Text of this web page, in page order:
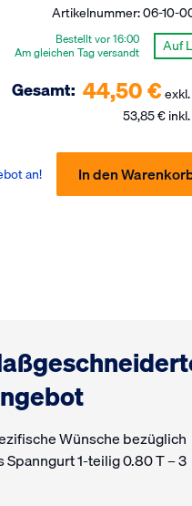
Artikelnummer:06-10-
Auf
Bestellt vor 16:00
Am gleichen Tag versandt
Gesamt: 44,50 €
53,85 €
In den
an!
Wünsche bezüglich
Spanngurt 1-teilig 0.80 T – 3